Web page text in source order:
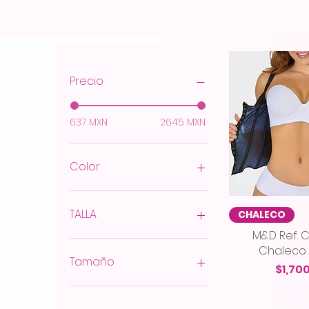
Precio
637 MXN 2645 MXN
Color
TALLA
30
32
36
Tamaño
26
Vista
CHALECO
M&D Ref.
Chaleco
Precio